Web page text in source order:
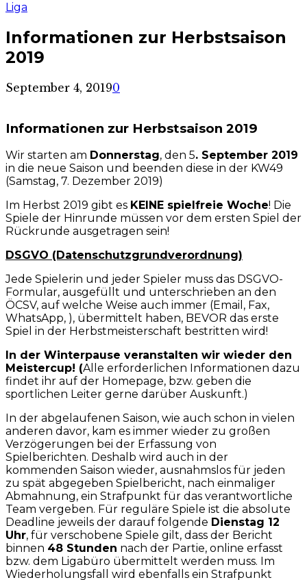
Liga
Informationen zur Herbstsaison
2019
September 4, 20190
Informationen zur Herbstsaison 2019
Wir starten am Donnerstag, den 5. September 2019
in die neue Saison und beenden diese in der KW49
(Samstag, 7. Dezember 2019)
Im Herbst 2019 gibt es KEINE spielfreie Woche! Die
Spiele der Hinrunde müssen vor dem ersten Spiel der
Rückrunde ausgetragen sein!
DSGVO (Datenschutzgrundverordnung)
Jede Spielerin und jeder Spieler muss das DSGVO-
Formular, ausgefüllt und unterschrieben an den
ÖCSV, auf welche Weise auch immer (Email, Fax,
WhatsApp, ), übermittelt haben, BEVOR das erste
Spiel in der Herbstmeisterschaft bestritten wird!
In der Winterpause veranstalten wir wieder den
Meistercup! (Alle erforderlichen Informationen dazu
findet ihr auf der Homepage, bzw. geben die
sportlichen Leiter gerne darüber Auskunft.)
In der abgelaufenen Saison, wie auch schon in vielen
anderen davor, kam es immer wieder zu großen
Verzögerungen bei der Erfassung von
Spielberichten. Deshalb wird auch in der
kommenden Saison wieder, ausnahmslos für jeden
zu spät abgegeben Spielbericht, nach einmaliger
Abmahnung, ein Strafpunkt für das verantwortliche
Team vergeben. Für reguläre Spiele ist die absolute
Deadline jeweils der darauf folgende Dienstag 12
Uhr, für verschobene Spiele gilt, dass der Bericht
binnen 48 Stunden nach der Partie, online erfasst
bzw. dem Ligabüro übermittelt werden muss. Im
Wiederholungsfall wird ebenfalls ein Strafpunkt